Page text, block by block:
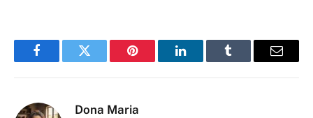
FacebookTwitter Pinterest LinkedInTumblr Email
Dona Maria